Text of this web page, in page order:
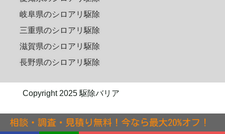
岐阜県のシロアリ駆除
三重県のシロアリ駆除
滋賀県のシロアリ駆除
長野県のシロアリ駆除
Copyright 2025 駆除バリア